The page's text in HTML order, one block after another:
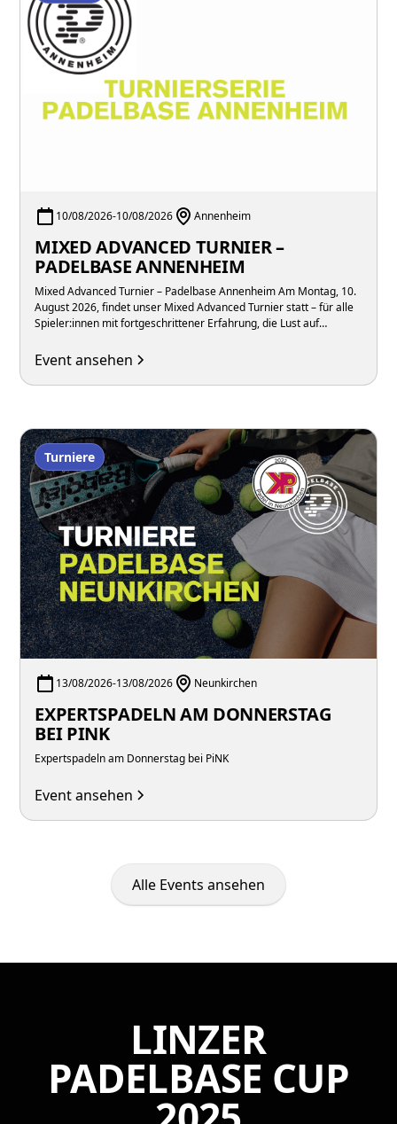
10/08/2026-10/08/2026 Annenheim
MIXED ADVANCED TURNIER –
PADELBASE ANNENHEIM
Mixed Advanced Turnier – Padelbase Annenheim Am Montag, 10.
August 2026, findet unser Mixed Advanced Turnier statt – für alle
Spieler:innen mit fortgeschrittener Erfahrung, die Lust auf
Event ansehen
Turniere
13/08/2026-13/08/2026 Neunkirchen
EXPERTSPADELN AM DONNERSTAG
BEI PINK
Expertspadeln am Donnerstag bei PiNK
Event ansehen
Alle Events ansehen
LINZER
PADELBASE CUP